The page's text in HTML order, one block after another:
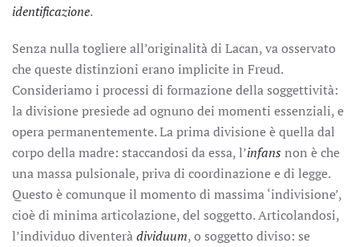
identificazione.
Senza nulla togliere all’originalità di Lacan, va osservato
che queste distinzioni erano implicite in Freud.
Consideriamo i processi di formazione della soggettività:
la divisione presiede ad ognuno dei momenti essenziali, e
opera permanentemente. La prima divisione è quella dal
corpo della madre: staccandosi da essa, l’infans non è che
una massa pulsionale, priva di coordinazione e di legge.
Questo è comunque il momento di massima ‘indivisione’,
cioè di minima articolazione, del soggetto. Articolandosi,
l’individuo diventeràdividuum, o soggetto diviso: se